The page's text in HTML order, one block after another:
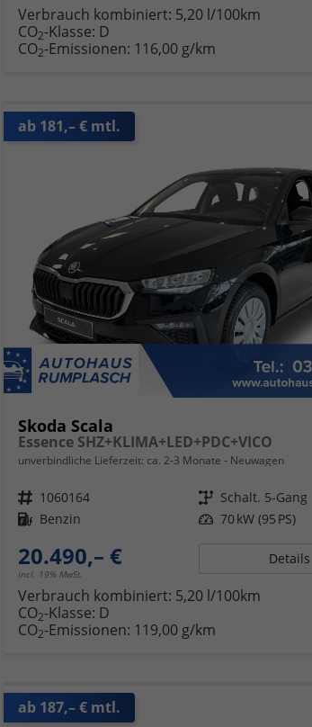
Verbrauch kombiniert: 5,20 l/100km
CO2-Klasse: D
CO2-Emissionen: 116,00 g/km
ab 181,– € mtl.
Skoda Scala
Essence SHZ+KLIMA+LED+PDC+VICO
unverbindliche Lieferzeit: ca. 2-3 Monate Neuwagen
Fahrzeugnr. 1060164 Getriebe Schalt. 5-Gang
Kraftstoff Benzin Leistung 70 kW (95 PS)
20.490,– €
incl. 19% MwSt.
Details
Verbrauch kombiniert: 5,20 l/100km
CO2-Klasse: D
CO2-Emissionen: 119,00 g/km
ab 187,– € mtl.